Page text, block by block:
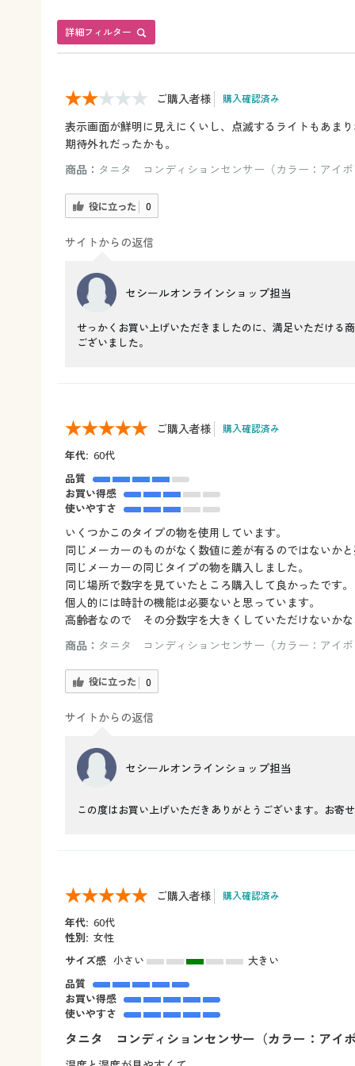
詳細フィルター
ご購入者様 購入確認済み
表示画面が鮮明に見えにくいし、点滅するライトもあま
期待外れだったかも。
商品： タニタ コンディションセンサー（カラー：アイ
役に立った 0
サイトからの返信
セシールオンラインショップ担当
せっかくお買い上げいただきましたのに、満足いただける
ございました。
ご購入者様 購入確認済み
年代: 60代
品質
お買い得感
使いやすさ
いくつかこのタイプの物を使用しています。
同じメーカーのものがなく数値に差が有るのではないか
同じメーカーの同じタイプの物を購入しました。
同じ場所で数字を見ていたところ購入して良かったです。
個人的には時計の機能は必要ないと思っています。
高齢者なので その分数字を大きくしていただけないか
商品： タニタ コンディションセンサー（カラー：アイ
役に立った 0
サイトからの返信
セシールオンラインショップ担当
この度はお買い上げいただきありがとうございます。お寄
ご購入者様 購入確認済み
年代: 60代
性別: 女性
サイズ感 小さい
大きい
品質
お買い得感
使いやすさ
タニタ コンディションセンサー（カラー：アイ